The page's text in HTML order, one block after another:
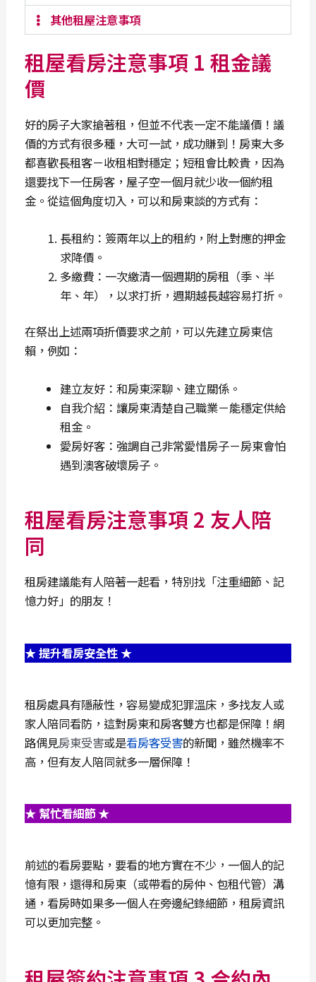
其他租屋注意事項
租屋看房注意事項 1 租金議
價
好的房子大家搶著租，但並不代表一定不能議價！議
價的方式有很多種，大可一試，成功賺到！房東大多
都喜歡長租客－收租相對穩定；短租會比較貴，因為
還要找下一任房客，屋子空一個月就少收一個約租
金。從這個角度切入，可以和房東談的方式有：
長租約：簽兩年以上的租約，附上對應的押金
求降價。
多繳費：一次繳清一個週期的房租（季、半
年、年），以求打折，週期越長越容易打折。
在祭出上述兩項折價要求之前，可以先建立房東信
賴，例如：
建立友好：和房東深聊、建立關係。
自我介紹：讓房東清楚自己職業－能穩定供給
租金。
愛房好客：強調自己非常愛惜房子－房東會怕
遇到澳客破壞房子。
租屋看房注意事項 2 友人陪
同
租房建議能有人陪著一起看，特別找「注重細節、記
憶力好」的朋友！
★ 提升看房安全性 ★
租房處具有隱蔽性，容易變成犯罪溫床，多找友人或
家人陪同看防，這對房東和房客雙方也都是保障！網
路偶見房東受害或是看房客受害的新聞，雖然機率不
高，但有友人陪同就多一層保障！
★ 幫忙看細節 ★
前述的看房要點，要看的地方實在不少，一個人的記
憶有限，還得和房東（或帶看的房仲、包租代管）溝
通，看房時如果多一個人在旁邊紀錄細節，租房資訊
可以更加完整。